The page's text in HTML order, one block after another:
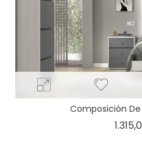
Composición De